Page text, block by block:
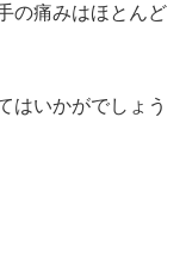
の痛みはほとんど
はいかがでしょう